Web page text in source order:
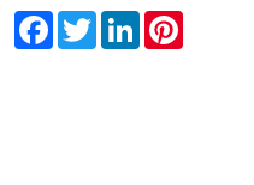
Facebook
TwitterLinkedIn